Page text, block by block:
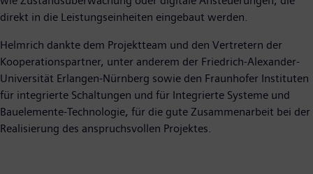
direkt in die Leistungseinheiten eingebaut werden.
Helmrich dankte dem Projektteam und den Vertretern der
Kooperationspartner, unter anderem der Friedrich-Alexander-
Universität Erlangen-Nürnberg sowie den Fraunhofer Instituten
für integrierte Schaltungen und für Integrierte Systeme und
Bauelemente-Technologie, für die gute Zusammenarbeit bei der
Realisierung des anspruchsvollen Projektes.